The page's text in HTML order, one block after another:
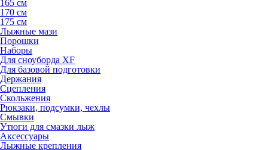
165 см
170 см
175 см
Лыжные мази
Порошки
Наборы
Для сноуборда XF
Для базовой подготовки
Держания
Сцепления
Скольжения
Рюкзаки, подсумки, чехлы
Смывки
Утюги для смазки лыж
Аксессуары
Лыжные крепления